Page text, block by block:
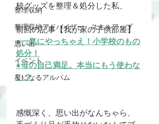
整理収納
整理収納アドバイザー スキルアップ
思い出
イベント
星になるアルバム
校グッズを整理＆処分した私、
前回の記事【我が家の子供部屋】
●一気にやっちゃえ！小学校のもの
処分！
●母の自己満足。本当にもう使わな
い？
感慨深く、思い出がなんちゃら、